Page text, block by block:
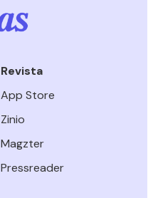
Revista
App Store
Zinio
Magzter
Pressreader